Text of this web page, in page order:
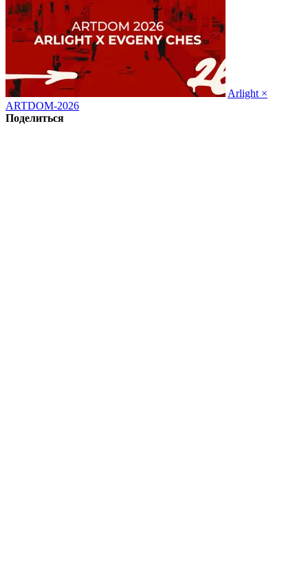
Arlight ×
ARTDOM-2026
Поделиться